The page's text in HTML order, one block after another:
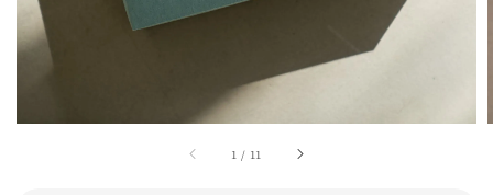
1 / 11